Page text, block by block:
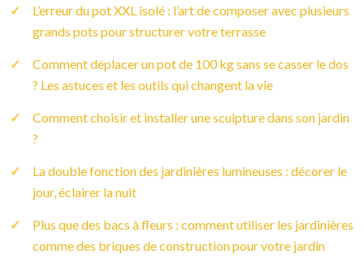
L’erreur du pot XXL isolé : l’art de composer avec plusieurs
grands pots pour structurer votre terrasse
Comment déplacer un pot de 100 kg sans se casser le dos
? Les astuces et les outils qui changent la vie
Comment choisir et installer une sculpture dans son jardin
?
La double fonction des jardinières lumineuses : décorer le
jour, éclairer la nuit
Plus que des bacs à fleurs : comment utiliser les jardinières
comme des briques de construction pour votre jardin